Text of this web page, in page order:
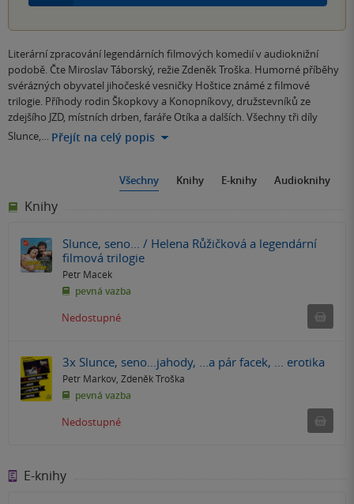
Literární zpracování legendárních filmových komedií v audioknižní
podobě. Čte Miroslav Táborský, režie Zdeněk Troška. Humorné příběhy
svérázných obyvatel jihočeské vesničky Hoštice známé z filmové
trilogie. Příhody rodin Škopkovy a Konopníkovy, družstevníků ze
zdejšího JZD, místních drben, faráře Otíka a dalších. Všechny tři díly
Slunce,… Přejít na celý popis
Všechny Knihy E-knihy Audioknihy
Knihy
Slunce, seno... / Helena Růžičková a legendární
filmová trilogie
Petr Macek
pevná vazba
Nedostupné
3x Slunce, seno...jahody, ...a pár facek, ... erotika
Petr Markov, Zdeněk Troška
pevná vazba
Nedostupné
E-knihy